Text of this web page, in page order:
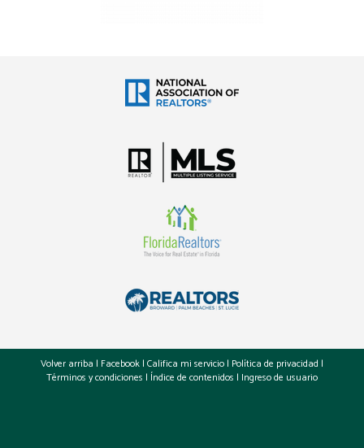
Volver arriba | Facebook | Califica mi servicio | Política de privacidad |
Términos y condiciones | Índice de contenidos | Ingreso de usuario